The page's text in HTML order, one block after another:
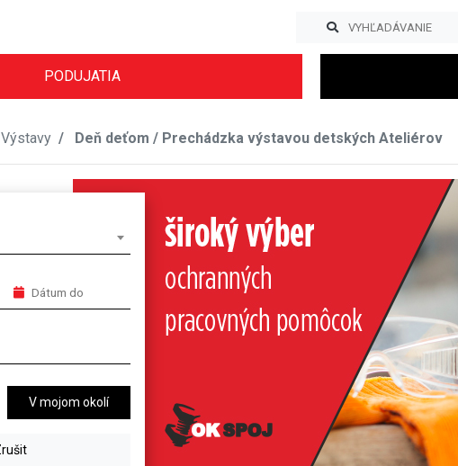
PODUJATIA
Výstavy Deň deťom / Prechádzka výstavou detských Ateliérov
V mojom okolí